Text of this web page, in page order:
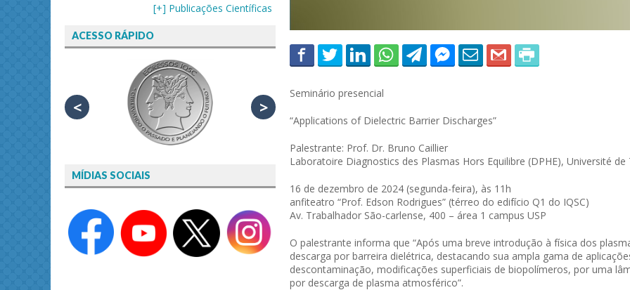
Seminário presencial
“Applications of Dielectric Barrier Discharges”
Palestrante: Prof. Dr. Bruno Caillier
Laboratoire Diagnostics des Plasmas Hors Equilibre (DPHE), Université
16 de dezembro de 2024 (segunda-feira), às 11h
anfiteatro “Prof. Edson Rodrigues” (térreo do edifício Q1 do IQSC)
Av. Trabalhador São-carlense, 400 – área 1 campus USP
O palestrante informa que “Após uma breve introdução à física dos
descarga por barreira dielétrica, destacando sua ampla gama de
descontaminação, modificações superficiais de biopolímeros, por uma
por descarga de plasma atmosférico”.
[+] Publicações Científicas
ACESSO RÁPIDO
< >
MÍDIAS SOCIAIS